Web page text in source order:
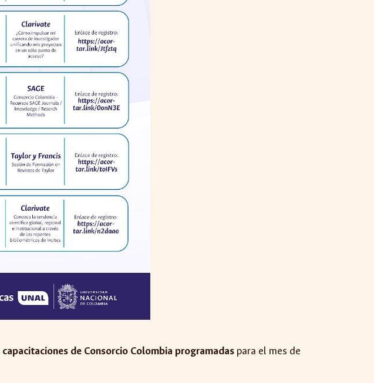
capacitaciones de Consorcio Colombia programadas para el mes de